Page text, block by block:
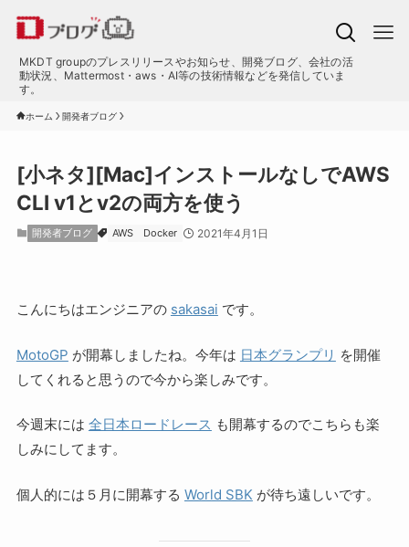
MKDT groupのプレスリリースやお知らせ、開発ブログ、会社の活
動状況、Mattermost・aws・AI等の技術情報などを発信していま
す。
ホーム 開発者ブログ
[小ネタ][Mac]インストールなしでAWS
CLI v1とv2の両方を使う
開発者ブログ AWS Docker 2021年4月1日
こんにちはエンジニアの sakasai です。
MotoGP が開幕しましたね。今年は 日本グランプリ を開催
してくれると思うので今から楽しみです。
今週末には 全日本ロードレース も開幕するのでこちらも楽
しみにしてます。
個人的には５月に開幕する World SBK が待ち遠しいです。